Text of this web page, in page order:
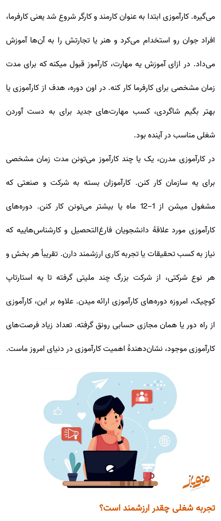
می‌گیره. کارآموزی ابتدا به عنوان کارمند و کارگر شروع شد یعنی کارفرما،
افراد جوان رو استخدام می‌کرد و هنر یا تجارتش را به آن‌ها آموزش
می‌داد. در ازای آموزش یه مهارت، کارآموز قبول میکنه که برای مدت
زمان مشخصی برای کارفرما کار کنه. در اون دوره، هدف از کارآموزی یا
بهتر بگیم شاگردی، کسب مهارت‌های جدید برای به دست آوردن
شغلی مناسب در آینده بود.
در کارآموزی مدرن، یک یا چند کارآموز می‌تونن مدت زمان مشخصی
برای یه سازمان کار کنن. کارآموزان بسته به شرکت و صنعتی که
مشغول میشن از 1-12 ماه یا بیشتر می‌تونن کار کنن. دوره‌های
کارآموزی مورد علاقۀ دانشجویان فارغ‌التحصیل و کارشناس‌هاییه که
نیاز به کسب تحقیقات یا تجربه کاری ارزشمند دارن. تقریباً هر بخش و
هر نوع شرکتی، از شرکت بزرگ چند ملیتی گرفته تا یه استارتاپ
کوچیک، امروزه دوره‌های کارآموزی ارائه میدن. علاوه بر این، کارآموزی
از راه دور یا همان مجازی حسابی رونق گرفته. تعداد زیاد فرصت‌های
کارآموزی موجود، نشان‌دهندۀ اهمیت کارآموزی در دنیای امروز ماست.
تجربه شغلی چقدر ارزشمند است؟